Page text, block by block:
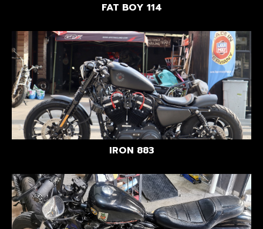
FAT BOY 114
IRON 883